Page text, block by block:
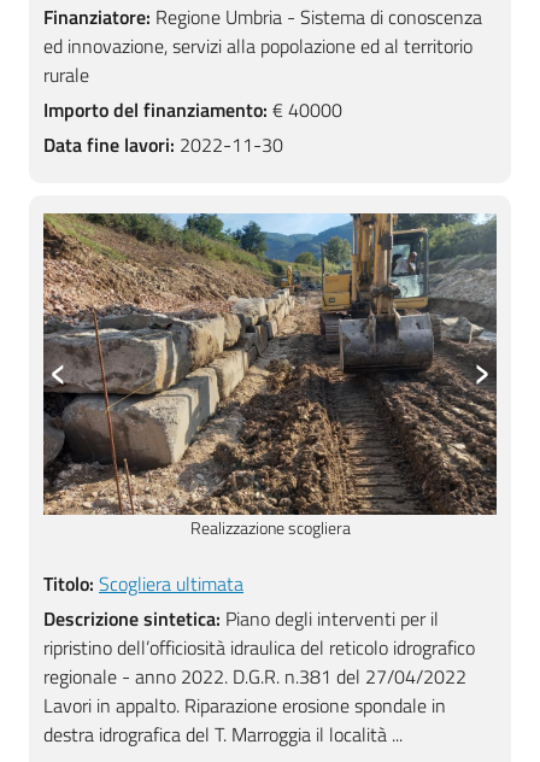
Finanziatore: Regione Umbria - Sistema di conoscenza
ed innovazione, servizi alla popolazione ed al territorio
rurale
Importo del finanziamento: € 40000
Data fine lavori: 2022-11-30
Realizzazione scogliera
‹ ›
Titolo: Scogliera ultimata
Descrizione sintetica: Piano degli interventi per il
ripristino dell’officiosità idraulica del reticolo idrografico
regionale - anno 2022. D.G.R. n.381 del 27/04/2022
Lavori in appalto. Riparazione erosione spondale in
destra idrografica del T. Marroggia il località ...